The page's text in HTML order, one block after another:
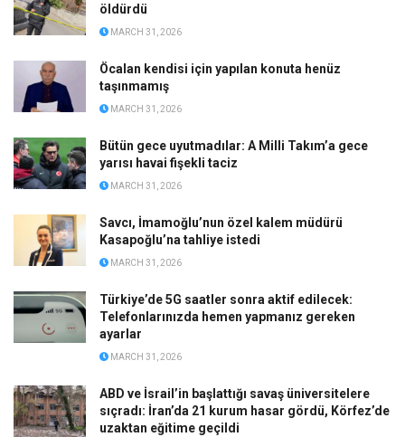
öldürdü
MARCH 31, 2026
Öcalan kendisi için yapılan konuta henüz
taşınmamış
MARCH 31, 2026
Bütün gece uyutmadılar: A Milli Takım’a gece
yarısı havai fişekli taciz
MARCH 31, 2026
Savcı, İmamoğlu’nun özel kalem müdürü
Kasapoğlu’na tahliye istedi
MARCH 31, 2026
Türkiye’de 5G saatler sonra aktif edilecek:
Telefonlarınızda hemen yapmanız gereken
ayarlar
MARCH 31, 2026
ABD ve İsrail’in başlattığı savaş üniversitelere
sıçradı: İran’da 21 kurum hasar gördü, Körfez’de
uzaktan eğitime geçildi